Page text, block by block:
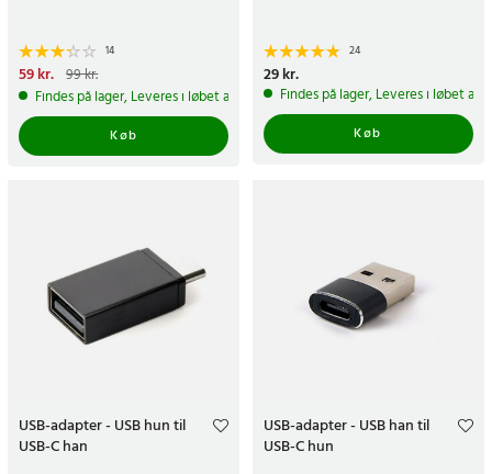
14
Nuværende pris
pris:99 kr.
59 kr. 99 kr.
Findes på lager, Leveres i løbet af 1-2 hverdage
Køb
24
Pris:29 kr.
29 kr.
Findes på lager, Leveres i løbet af
Køb
USB-adapter - USB hun til
USB-C han
USB-adapter - USB han til
USB-C hun